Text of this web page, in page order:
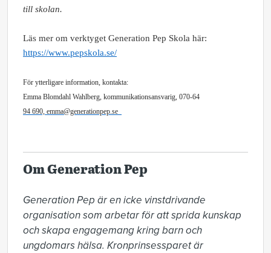
till skolan.
Läs mer om verktyget Generation Pep Skola här:
https://www.pepskola.se/
För ytterligare information, kontakta:
Emma Blomdahl Wahlberg, kommunikationsansvarig, 070-64
94 690, emma@generationpep.se
Om Generation Pep
Generation Pep är en icke vinstdrivande
organisation som arbetar för att sprida kunskap
och skapa engagemang kring barn och
ungdomars hälsa. Kronprinsessparet är